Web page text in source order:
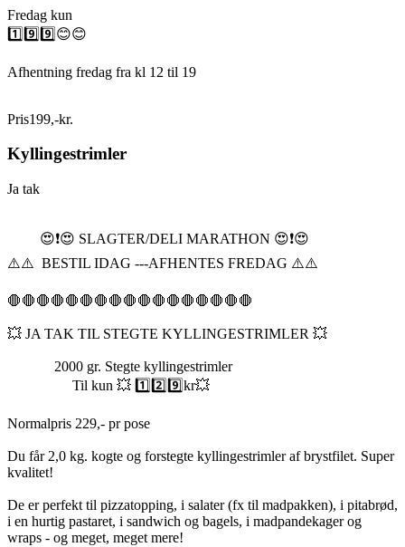
Fredag kun
1️⃣9️⃣9️⃣😊😊
Afhentning fredag fra kl 12 til 19
Pris199,-kr.
Kyllingestrimler
Ja tak
😍❗️😍 SLAGTER/DELI MARATHON 😍❗️😍
⚠️⚠️ BESTIL IDAG ---AFHENTES FREDAG ⚠️⚠️
🛑🛑🛑🛑🛑🛑🛑🛑🛑🛑🛑🛑🛑🛑🛑🛑🛑
💥 JA TAK TIL STEGTE KYLLINGESTRIMLER 💥
2000 gr. Stegte kyllingestrimler
Til kun 💥 1️⃣2️⃣9️⃣kr💥
Normalpris 229,- pr pose
Du får 2,0 kg. kogte og forstegte kyllingestrimler af brystfilet. Super
kvalitet!
De er perfekt til pizzatopping, i salater (fx til madpakken), i pitabrød,
i en hurtig pastaret, i sandwich og bagels, i madpandekager og
wraps - og meget, meget mere!